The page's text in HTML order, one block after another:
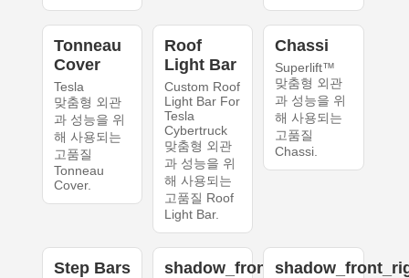
Tonneau
Cover
Tesla
맞춤형 외관
과 성능을 위
해 사용되는
고품질
Tonneau
Cover.
Roof
Light Bar
Custom Roof
Light Bar For
Tesla
Cybertruck
맞춤형 외관
과 성능을 위
해 사용되는
고품질 Roof
Light Bar.
Chassi
Superlift™
맞춤형 외관
과 성능을 위
해 사용되는
고품질
Chassi.
Step Bars shadow_front_left